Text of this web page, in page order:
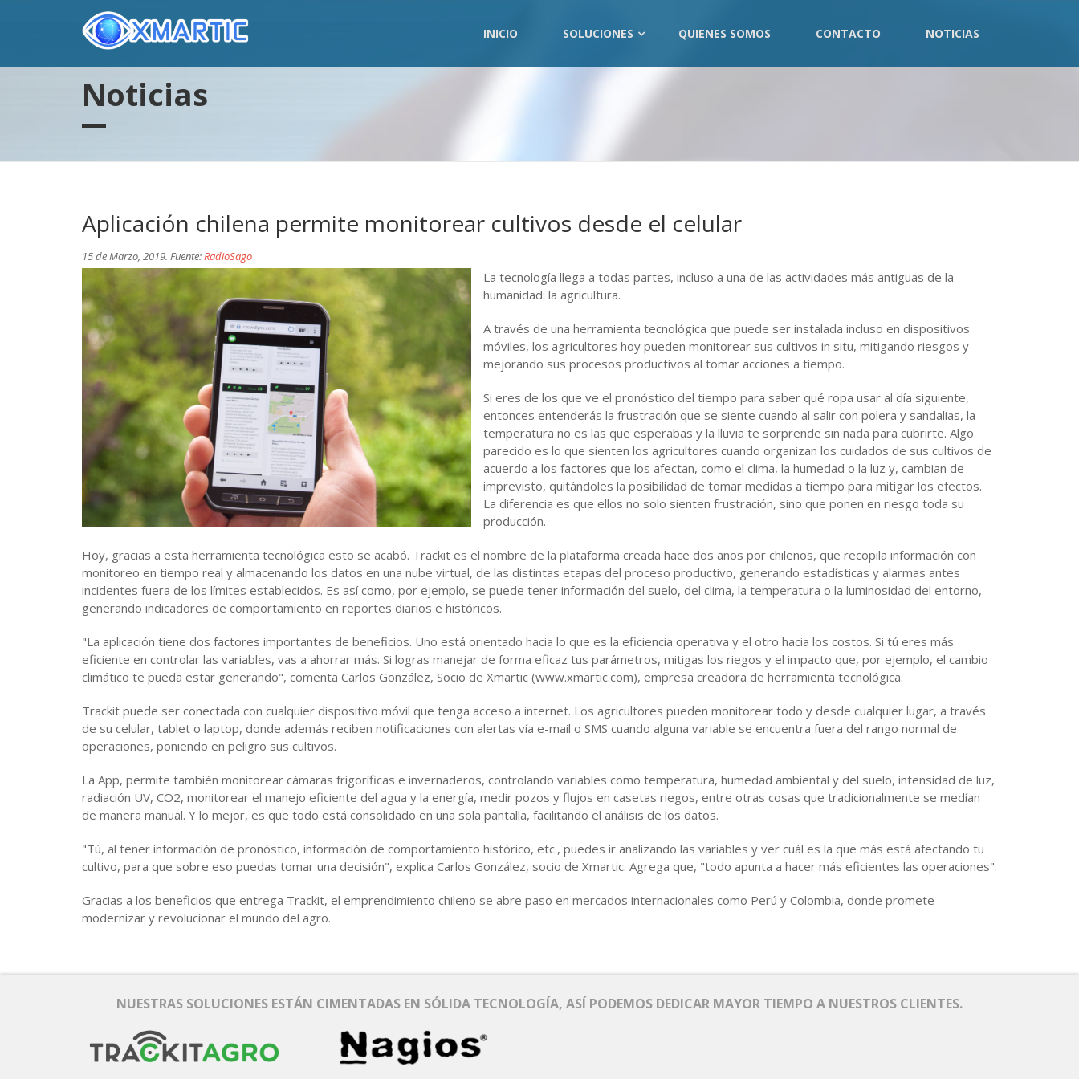
INICIO SOLUCIONES QUIENES SOMOS CONTACTO NOTICIAS
Noticias
Aplicación chilena permite monitorear cultivos desde el celular
15 de Marzo, 2019. Fuente:RadioSago
La tecnología llega a todas partes, incluso a una de las actividades más antiguas de la
humanidad: la agricultura.
A través de una herramienta tecnológica que puede ser instalada incluso en dispositivos
móviles, los agricultores hoy pueden monitorear sus cultivos in situ, mitigando riesgos y
mejorando sus procesos productivos al tomar acciones a tiempo.
Si eres de los que ve el pronóstico del tiempo para saber qué ropa usar al día siguiente,
entonces entenderás la frustración que se siente cuando al salir con polera y sandalias, la
temperatura no es las que esperabas y la lluvia te sorprende sin nada para cubrirte. Algo
parecido es lo que sienten los agricultores cuando organizan los cuidados de sus cultivos de
acuerdo a los factores que los afectan, como el clima, la humedad o la luz y, cambian de
imprevisto, quitándoles la posibilidad de tomar medidas a tiempo para mitigar los efectos.
La diferencia es que ellos no solo sienten frustración, sino que ponen en riesgo toda su
producción.
Hoy, gracias a esta herramienta tecnológica esto se acabó. Trackit es el nombre de la plataforma creada hace dos años por chilenos, que recopila información con
monitoreo en tiempo real y almacenando los datos en una nube virtual, de las distintas etapas del proceso productivo, generando estadísticas y alarmas antes
incidentes fuera de los límites establecidos. Es así como, por ejemplo, se puede tener información del suelo, del clima, la temperatura o la luminosidad del entorno,
generando indicadores de comportamiento en reportes diarios e históricos.
"La aplicación tiene dos factores importantes de beneficios. Uno está orientado hacia lo que es la eficiencia operativa y el otro hacia los costos. Si tú eres más
eficiente en controlar las variables, vas a ahorrar más. Si logras manejar de forma eficaz tus parámetros, mitigas los riegos y el impacto que, por ejemplo, el cambio
climático te pueda estar generando", comenta Carlos González, Socio de Xmartic (www.xmartic.com), empresa creadora de herramienta tecnológica.
Trackit puede ser conectada con cualquier dispositivo móvil que tenga acceso a internet. Los agricultores pueden monitorear todo y desde cualquier lugar, a través
de su celular, tablet o laptop, donde además reciben notificaciones con alertas vía e-mail o SMS cuando alguna variable se encuentra fuera del rango normal de
operaciones, poniendo en peligro sus cultivos.
La App, permite también monitorear cámaras frigoríficas e invernaderos, controlando variables como temperatura, humedad ambiental y del suelo, intensidad de luz,
radiación UV, CO2, monitorear el manejo eficiente del agua y la energía, medir pozos y flujos en casetas riegos, entre otras cosas que tradicionalmente se medían
de manera manual. Y lo mejor, es que todo está consolidado en una sola pantalla, facilitando el análisis de los datos.
"Tú, al tener información de pronóstico, información de comportamiento histórico, etc., puedes ir analizando las variables y ver cuál es la que más está afectando tu
cultivo, para que sobre eso puedas tomar una decisión", explica Carlos González, socio de Xmartic. Agrega que, "todo apunta a hacer más eficientes las operaciones".
Gracias a los beneficios que entrega Trackit, el emprendimiento chileno se abre paso en mercados internacionales como Perú y Colombia, donde promete
modernizar y revolucionar el mundo del agro.
NUESTRAS SOLUCIONES ESTÁN CIMENTADAS EN SÓLIDA TECNOLOGÍA, ASÍ PODEMOS DEDICAR MAYOR TIEMPO A NUESTROS CLIENTES.